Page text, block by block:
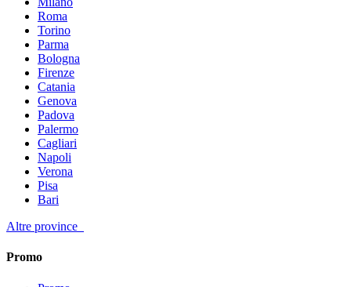
Roma
Torino
Parma
Bologna
Firenze
Catania
Genova
Padova
Palermo
Cagliari
Napoli
Verona
Pisa
Bari
Altre province
Promo